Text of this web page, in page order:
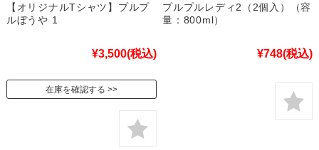
【オリジナルTシャツ】プルプ
ルぼうや 1
¥3,500(税込)
在庫を確認する
プルプルレディ2（2個入）（容
量：800ml）
¥748(税込)